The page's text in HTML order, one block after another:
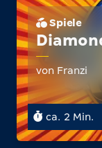
Spiele
von Franzi
ca. 2 Min.